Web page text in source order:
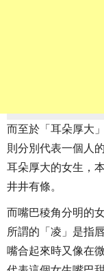
而至於「耳朵厚大
則分別代表一個人
耳朵厚大的女生，
井井有條。
而嘴巴稜角分明的女
所謂的「凌」是指
嘴合起來時又像在微